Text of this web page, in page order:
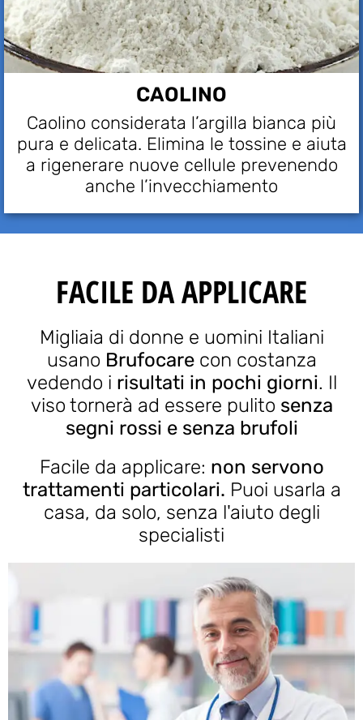
CAOLINO
Caolino considerata l’argilla bianca più
pura e delicata. Elimina le tossine e aiuta
a rigenerare nuove cellule prevenendo
anche l’invecchiamento
FACILE DA APPLICARE
Migliaia di donne e uomini Italiani
usano Brufocarecon costanza
vedendo i risultati in pochi giorni. Il
viso tornerà ad essere pulito senza
segni rossi e senza brufoli
Facile da applicare: non servono
trattamenti particolari. Puoi usarla a
casa, da solo, senza l'aiuto degli
specialisti